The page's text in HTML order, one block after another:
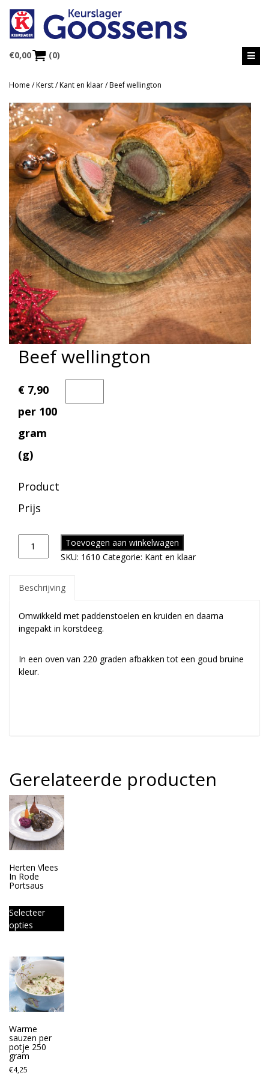
€0,00 (0)
Home /Kerst/Kant en klaar/ Beef wellington
Beef wellington
€ 7,90
per 100
gram
(g)
Product
Prijs
Toevoegen aan winkelwagen
SKU: 1610 Categorie: Kant en klaar
Beschrijving
Omwikkeld met paddenstoelen en kruiden en daarna
ingepakt in korstdeeg.
In een oven van 220 graden afbakken tot een goud bruine
kleur.
Gerelateerde producten
Herten Vlees
In Rode
Portsaus
Selecteer
opties
Warme
sauzen per
potje 250
gram
€4,25